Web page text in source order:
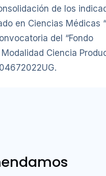
de los
en Ciencias Médicas
del “Fondo
Ciencia